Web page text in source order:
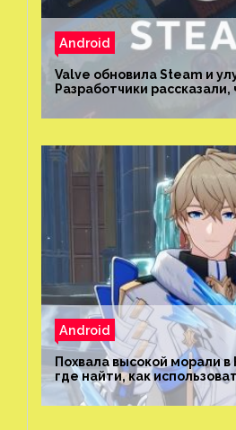
Android
Valve обновила Steam и
Разработчики
Android
Похвала высокой морали
где найти, как
скрытые достижения